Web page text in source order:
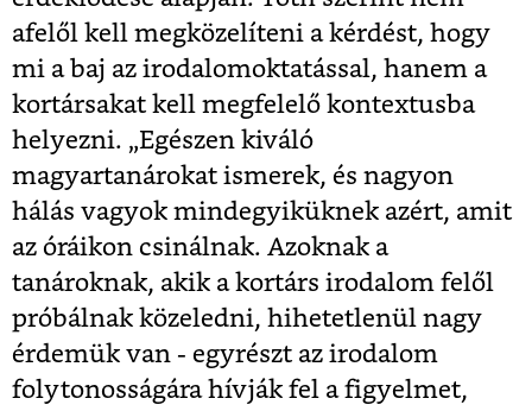
afelől kell megközelíteni a kérdést, hogy
mi a baj az irodalomoktatással, hanem a
kortársakat kell megfelelő kontextusba
helyezni. „Egészen kiváló
magyartanárokat ismerek, és nagyon
hálás vagyok mindegyiküknek azért, amit
az óráikon csinálnak. Azoknak a
tanároknak, akik a kortárs irodalom felől
próbálnak közeledni, hihetetlenül nagy
érdemük van - egyrészt az irodalom
folytonosságára hívják fel a figyelmet,